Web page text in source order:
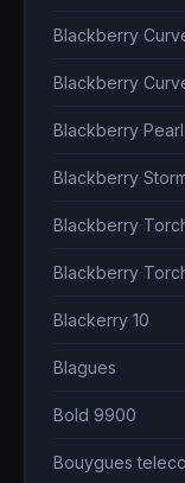
Blackberry
Blackberry
Blackberry
Blackberry
Blackberry
Blackberry
Blackerry 10
Blagues
Bold 9900
Bouygues